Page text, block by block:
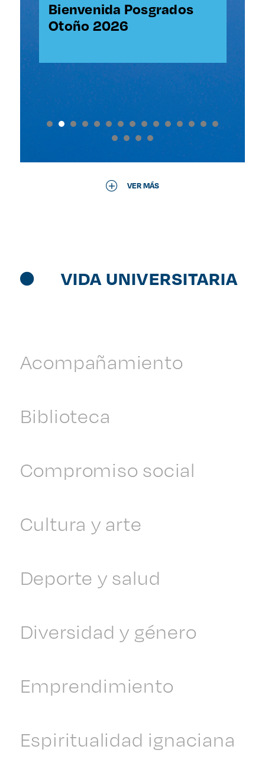
Poniente/Evento virtual
Bienvenida Posgrados
Otoño 2026
VER MÁS
VIDA UNIVERSITARIA
Acompañamiento
Biblioteca
Compromiso social
Cultura y arte
Deporte y salud
Diversidad y género
Emprendimiento
Espiritualidad ignaciana